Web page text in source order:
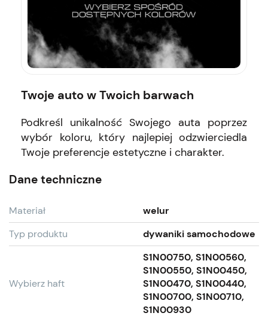
Twoje auto w Twoich barwach
Podkreśl unikalność Swojego auta poprzez
wybór koloru, który najlepiej odzwierciedla
Twoje preferencje estetyczne i charakter.
Dane techniczne
Materiał
welur
Typ produktu
dywaniki samochodowe
Wybierz haft
S1N00750, S1N00560,
S1N00550, S1N00450,
S1N00470, S1N00440,
S1N00700, S1N00710,
S1N00930